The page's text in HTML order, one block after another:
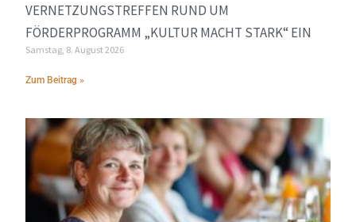
VERNETZUNGSTREFFEN RUND UM
FÖRDERPROGRAMM „KULTUR MACHT STARK“ EIN
Samstag, 8. August 2026
Zum Beitrag »